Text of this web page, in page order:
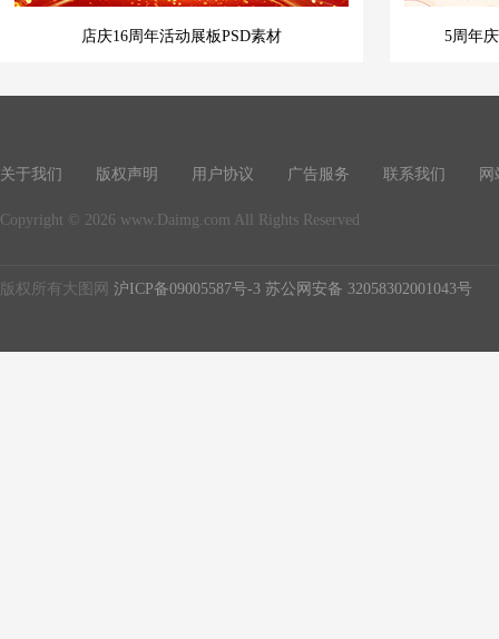
店庆16周年活动展板PSD素材 5周年
关于我们 版权声明 用户协议 广告服务 联系我们 网
Copyright © 2026 www.Daimg.com All Rights Reserved
版权所有大图网 沪ICP备09005587号-3 苏公网安备 32058302001043号